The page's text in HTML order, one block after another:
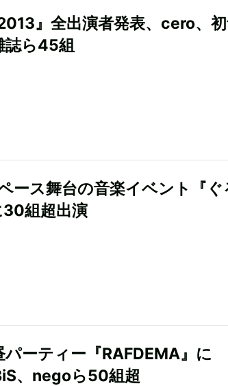
』全出演者発表、cero、
誌ら45組
ース舞台の音楽イベント『ぐ
組超出演
ーティー『RAFDEMA』に
、negoら50組超